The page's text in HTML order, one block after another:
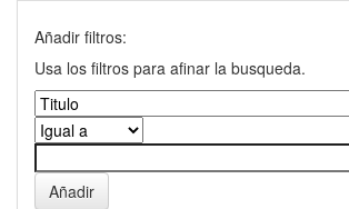
Añadir filtros:
Usa los filtros para afinar la busqueda.